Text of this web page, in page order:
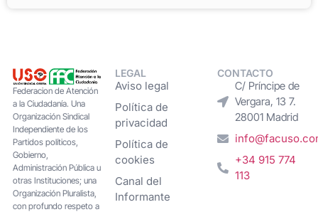
Federacion de Atención
a la Ciudadanía. Una
Organización Sindical
Independiente de los
Partidos políticos,
Gobierno,
Administración Pública u
otras Instituciones; una
Organización Pluralista,
con profundo respeto a
LEGAL
Aviso legal
Política de
privacidad
Política de
cookies
Canal del
Informante
CONTACTO
C/ Príncipe de
Vergara, 13 7.
28001 Madrid
+34 915 774
113